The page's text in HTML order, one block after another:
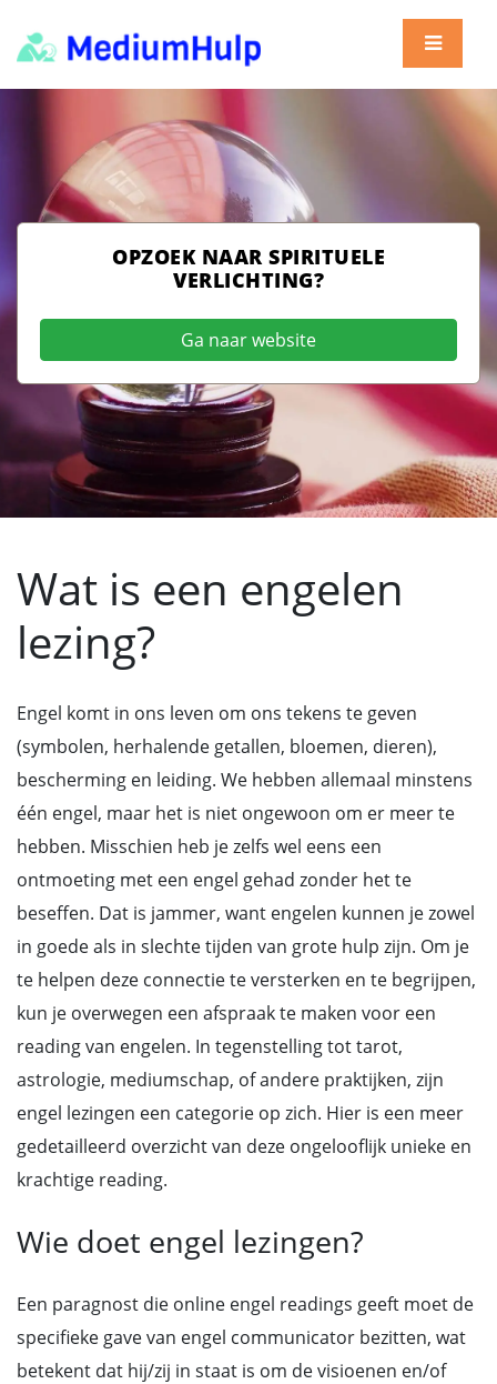
OPZOEK NAAR SPIRITUELE
VERLICHTING?
Ga naar website
Wat is een engelen
lezing?
Engel komt in ons leven om ons tekens te geven
(symbolen, herhalende getallen, bloemen, dieren),
bescherming en leiding. We hebben allemaal minstens
één engel, maar het is niet ongewoon om er meer te
hebben. Misschien heb je zelfs wel eens een
ontmoeting met een engel gehad zonder het te
beseffen. Dat is jammer, want engelen kunnen je zowel
in goede als in slechte tijden van grote hulp zijn. Om je
te helpen deze connectie te versterken en te begrijpen,
kun je overwegen een afspraak te maken voor een
reading van engelen. In tegenstelling tot tarot,
astrologie, mediumschap, of andere praktijken, zijn
engel lezingen een categorie op zich. Hier is een meer
gedetailleerd overzicht van deze ongelooflijk unieke en
krachtige reading.
Wie doet engel lezingen?
Een paragnost die online engel readings geeft moet de
specifieke gave van engel communicator bezitten, wat
betekent dat hij/zij in staat is om de visioenen en/of